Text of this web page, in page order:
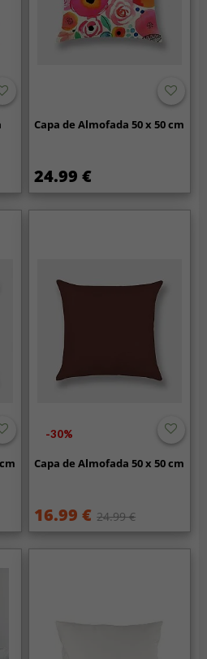
Capa de Almofada 50 x 50 cm
24.99 €
-30%
Capa de Almofada 50 x 50 cm
16.99 € 24.99 €